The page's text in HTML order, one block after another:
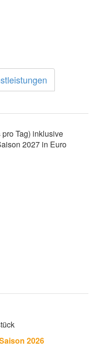
Tag) inklusive
2027 in Euro
2026